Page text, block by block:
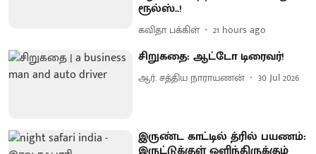
ரூல்ஸ்..!
கவிதா பக்கிள் 21 hours ago
சிறுகதை: ஆட்டோ டிரைவர்!
ஆர். சத்திய நாராயணன் 30 Jul 2026
இருண்ட காட்டில் த்ரில் பயணம்: